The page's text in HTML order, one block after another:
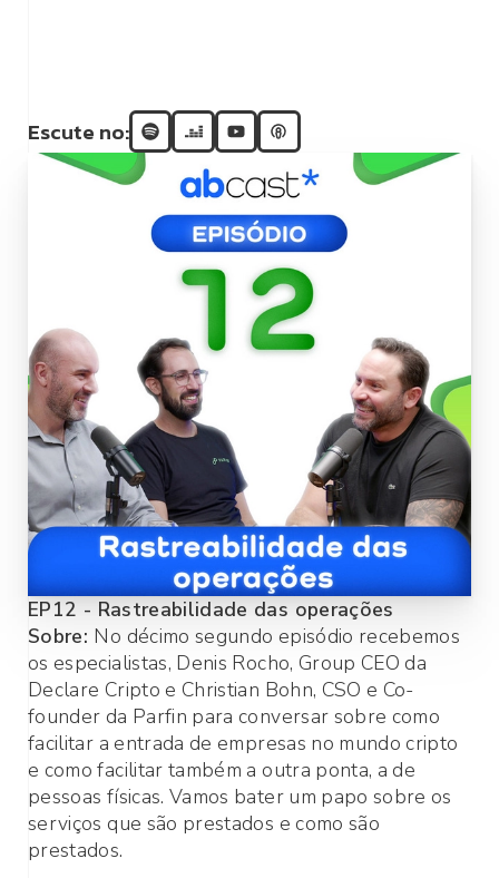
Escute no:
EP12 - Rastreabilidade das operações
Sobre: No décimo segundo episódio recebemos
os especialistas, Denis Rocho, Group CEO da
Declare Cripto e Christian Bohn, CSO e Co-
founder da Parfin para conversar sobre como
facilitar a entrada de empresas no mundo cripto
e como facilitar também a outra ponta, a de
pessoas físicas. Vamos bater um papo sobre os
serviços que são prestados e como são
prestados.